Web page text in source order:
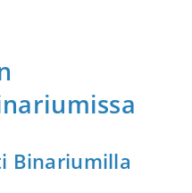
Binariumilla